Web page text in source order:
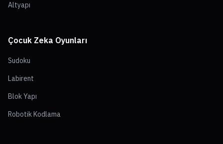
Altyapı
Çocuk Zeka Oyunları
Sudoku
Labirent
Blok Yapı
Robotik Kodlama